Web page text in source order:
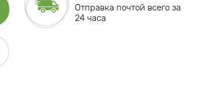
Отправка почтой всего за
24 часа